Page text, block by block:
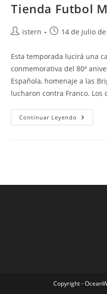
Tienda Futbol
Autor
la
entrada:
istern
Publicación
entrada:
14 de julio
Esta temporada lucirá una
conmemorativa del 80ª
Española, homenaje a las
lucharon contra Franco. Los
Continuar Leyendo Tienda
Futbol
Copyright -